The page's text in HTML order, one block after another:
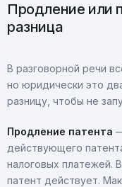
Продление или
разница
В разговорной речи
но юридически это
разницу, чтобы не
Продление патента
действующего
налоговых платежей.
патент действует.